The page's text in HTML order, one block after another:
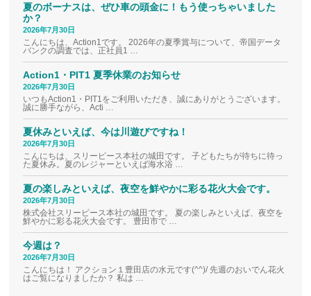
夏のボーナスは、ぜひ車の頭金に！もう使っちゃいました
か？
2026年7月30日
こんにちは、Action1です。 2026年の夏季賞与について、帝国データ
バンクの調査では、正社員1 …
Action1・PIT1 夏季休業のお知らせ
2026年7月30日
いつもAction1・PIT1をご利用いただき、誠にありがとうございます。
誠に勝手ながら、Acti …
夏休みといえば、今は川遊びですね！
2026年7月30日
こんにちは、スリーピース本社の城田です。 子どもたちが待ちに待っ
た夏休み。夏のレジャーといえば海水浴 …
夏の楽しみといえば、夜空を鮮やかに彩る花火大会です。
2026年7月30日
株式会社スリーピース本社の城田です。 夏の楽しみといえば、夜空を
鮮やかに彩る花火大会です。 豊田市で …
今週は？
2026年7月30日
こんにちは！ アクション１豊田店の水元です(^^)/ 先週のおいでん花火
はご覧になりましたか？ 私は …